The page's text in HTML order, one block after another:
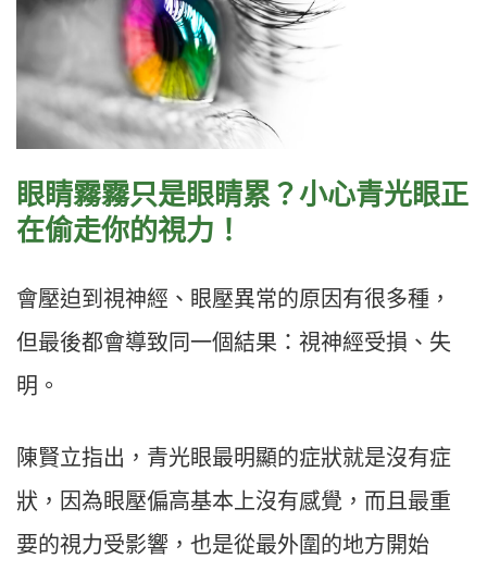
眼睛霧霧只是眼睛累？小心青光眼正
在偷走你的視力！
會壓迫到視神經、眼壓異常的原因有很多種，
但最後都會導致同一個結果：視神經受損、失
明。
陳賢立指出，青光眼最明顯的症狀就是沒有症
狀，因為眼壓偏高基本上沒有感覺，而且最重
要的視力受影響，也是從最外圍的地方開始